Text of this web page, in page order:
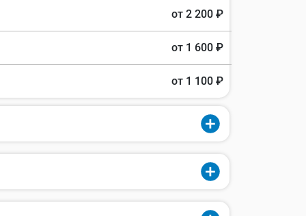
от 2 200 ₽
от 1 600 ₽
от 1 100 ₽